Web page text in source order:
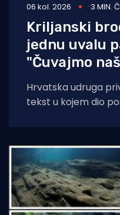
06 kol. 2026 3 MIN.
Kriljanski
jednu uvalu
"Čuvajmo
Hrvatska udruga
tekst u kojem dio